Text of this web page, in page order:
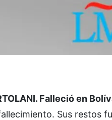
Falleció en
Sus restos